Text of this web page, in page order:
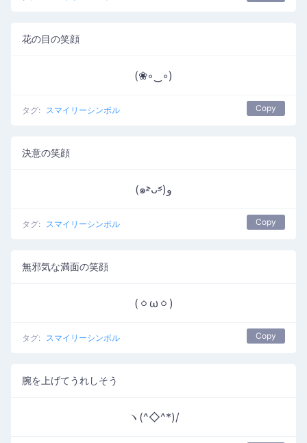
花の目の笑顔
(❀◦‿◦)
タグ: スマイリーシンボル Copy
決意の笑顔
(๑˃̵ᴗ˂̵)و
タグ: スマイリーシンボル Copy
無邪気な満面の笑顔
(ㆁωㆁ)
タグ: スマイリーシンボル Copy
腕を上げてうれしそう
ヽ(^◇^*)/